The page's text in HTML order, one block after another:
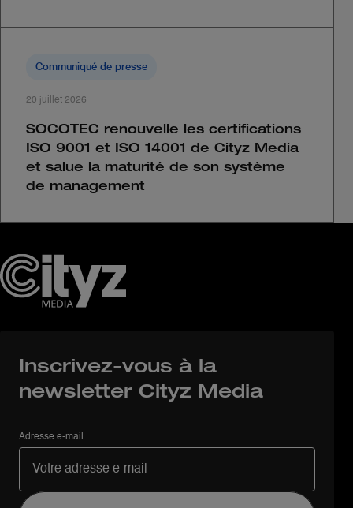
Communiqué de presse
20 juillet 2026
SOCOTEC renouvelle les certifications
ISO 9001 et ISO 14001 de Cityz Media
et salue la maturité de son système
de management
Inscrivez-vous à la
newsletter Cityz Media
Adresse e-mail